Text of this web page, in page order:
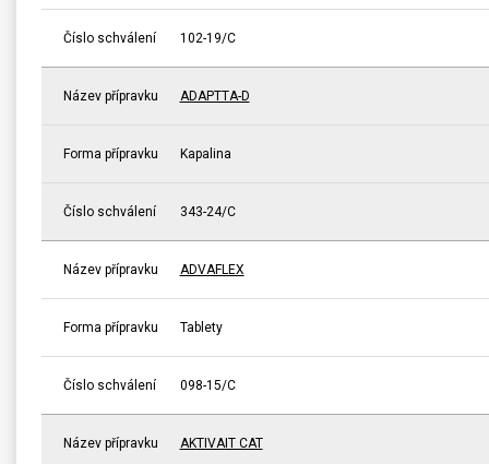
Číslo schválení 102-19/C
Název přípravku ADAPTTA-D
Forma přípravku Kapalina
Číslo schválení 343-24/C
Název přípravku ADVAFLEX
Forma přípravku Tablety
Číslo schválení 098-15/C
Název přípravku AKTIVAIT CAT